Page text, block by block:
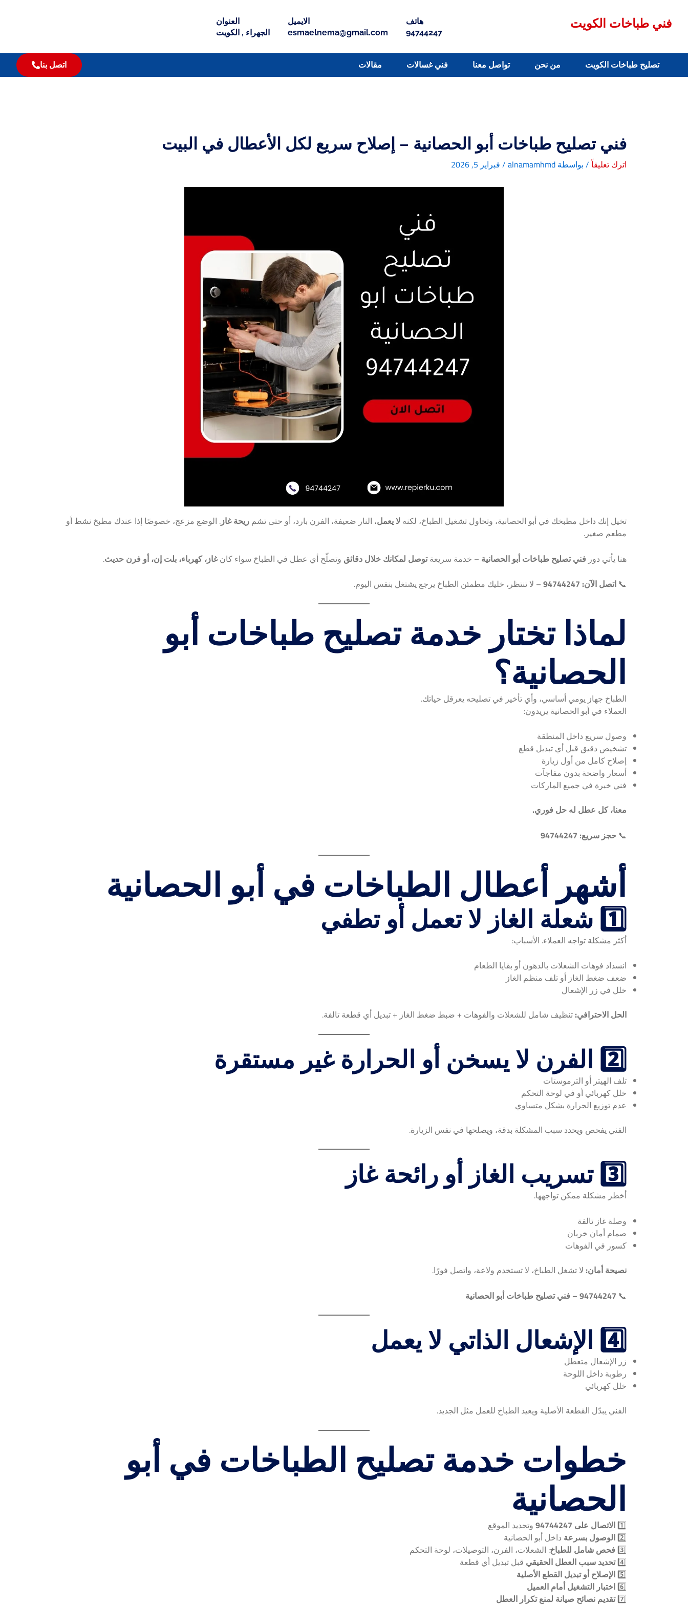
المحتوىفني طباخات الكويت هاتف
94744247
الايميل
esmaelnema@gmail.com
العنوان
الجهراء , الكويت
تصليح طباخات الكويت من نحن تواصل معنا فني غسالات مقالات اتصل بنا
فني تصليح طباخات أبو الحصانية – إصلاح سريع لكل الأعطال في البيت
اترك تعليقاً / بواسطة alnamamhmd
/ فبراير 5, 2026
تخيل إنك داخل مطبخك في أبو الحصانية، وتحاول تشغيل الطباخ، لكنه لا يعمل، النار ضعيفة، الفرن بارد، أو حتى تشم ريحة غاز. الوضع مزعج، خصوصًا إذا عندك مطبخ نشط أو
مطعم صغير.
هنا يأتي دور فني تصليح طباخات أبو الحصانية – خدمة سريعةتوصل لمكانك خلال دقائق وتصلّح أي عطل في الطباخ سواء كانغاز، كهرباء، بلت إن، أو فرن حديث.
📞 اتصل الآن: 94744247 – لا تنتظر، خليك مطمئن الطباخ يرجع يشتغل بنفس اليوم.
لماذا تختار خدمة تصليح طباخات أبو
الحصانية؟
الطباخ جهاز يومي أساسي، وأي تأخير في تصليحه يعرقل حياتك.
العملاء في أبو الحصانية يريدون:
وصول سريع داخل المنطقة
تشخيص دقيق قبل أي تبديل قطع
إصلاح كامل من أول زيارة
أسعار واضحة بدون مفاجآت
فني خبرة في جميع الماركات
معنا، كل عطل له حل فوري.
📞 حجز سريع: 94744247
أشهر أعطال الطباخات في أبو الحصانية
1️⃣ شعلة الغاز لا تعمل أو تطفي
أكثر مشكلة تواجه العملاء. الأسباب:
انسداد فوهات الشعلات بالدهون أو بقايا الطعام
ضعف ضغط الغاز أو تلف منظم الغاز
خلل في زر الإشعال
الحل الاحترافي: تنظيف شامل للشعلات والفوهات + ضبط ضغط الغاز + تبديل أي قطعة تالفة.
2️⃣ الفرن لا يسخن أو الحرارة غير مستقرة
تلف الهيتر أو الترموستات
خلل كهربائي أو في لوحة التحكم
عدم توزيع الحرارة بشكل متساوي
الفني يفحص ويحدد سبب المشكلة بدقة، ويصلحها في نفس الزيارة.
3️⃣ تسريب الغاز أو رائحة غاز
أخطر مشكلة ممكن تواجهها.
وصلة غاز تالفة
صمام أمان خربان
كسور في الفوهات
نصيحة أمان: لا تشغل الطباخ، لا تستخدم ولاعة، واتصل فورًا.
📞 94744247 – فني تصليح طباخات أبو الحصانية
4️⃣ الإشعال الذاتي لا يعمل
زر الإشعال متعطل
رطوبة داخل اللوحة
خلل كهربائي
الفني يبدّل القطعة الأصلية ويعيد الطباخ للعمل مثل الجديد.
خطوات خدمة تصليح الطباخات في أبو
الحصانية
1️⃣الاتصال على 94744247
وتحديد الموقع
2️⃣الوصول بسرعة داخل أبو الحصانية
3️⃣ فحص شامل للطباخ: الشعلات، الفرن، التوصيلات، لوحة التحكم
4️⃣تحديد سبب العطل الحقيقي قبل تبديل أي قطعة
5️⃣الإصلاح أو تبديل القطع الأصلية
6️⃣اختبار التشغيل أمام العميل
7️⃣تقديم نصائح صيانة لمنع تكرار العطل